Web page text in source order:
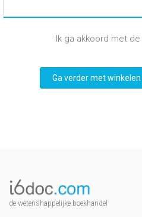
Ik ga akkoord met de
Ga verder met winkelen
de wetenshappelijke boekhandel